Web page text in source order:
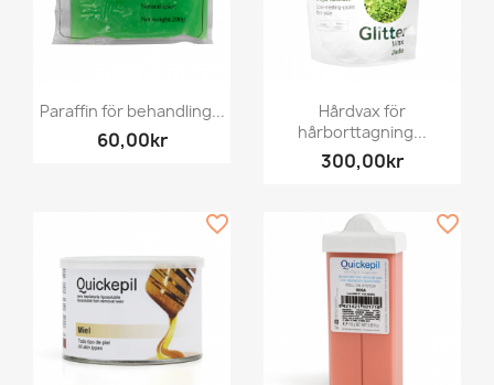
Paraffin för behandling...
60,00kr
Hårdvax för
hårborttagning...
300,00kr
favorite_border favorite_border